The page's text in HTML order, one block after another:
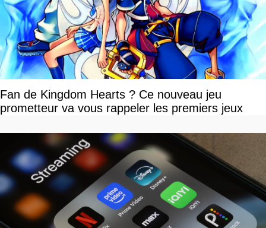
Fan de Kingdom Hearts ? Ce nouveau jeu
prometteur va vous rappeler les premiers jeux